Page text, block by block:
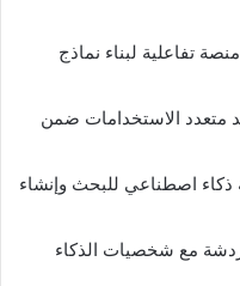
تفاعلية لبناء نماذج
متعدد الاستخدامات ضمن
اصطناعي للبحث وإنشاء
مع شخصيات الذكاء